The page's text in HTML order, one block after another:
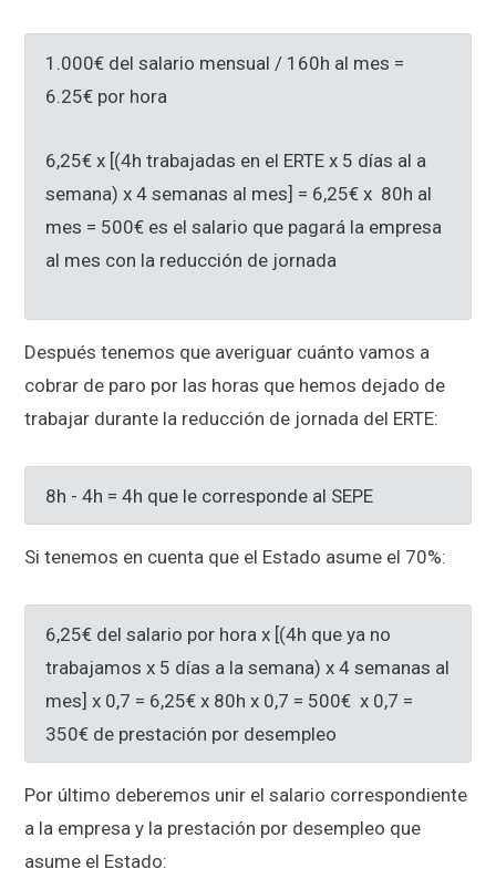
1.000€ del salario mensual / 160h al mes =
6.25€ por hora
6,25€ x [(4h trabajadas en el ERTE x 5 días al a
semana) x 4 semanas al mes] = 6,25€ x 80h al
mes = 500€ es el salario que pagará la empresa
al mes con la reducción de jornada
Después tenemos que averiguar cuánto vamos a
cobrar de paro por las horas que hemos dejado de
trabajar durante la reducción de jornada del ERTE:
8h - 4h = 4h que le corresponde al SEPE
Si tenemos en cuenta que el Estado asume el 70%:
6,25€ del salario por hora x [(4h que ya no
trabajamos x 5 días a la semana) x 4 semanas al
mes] x 0,7 = 6,25€ x 80h x 0,7 = 500€ x 0,7 =
350€ de prestación por desempleo
Por último deberemos unir el salario correspondiente
a la empresa y la prestación por desempleo que
asume el Estado: